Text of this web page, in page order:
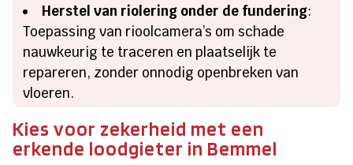
Herstel van riolering onder de fundering:
Toepassing van rioolcamera’s om schade
nauwkeurig te traceren en plaatselijk te
repareren, zonder onnodig openbreken van
vloeren.
Kies voor zekerheid met een
erkende loodgieter in Bemmel